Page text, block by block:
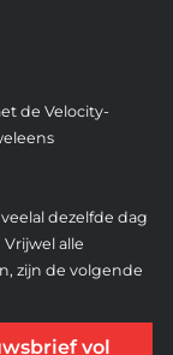
de Velocity-
dezelfde dag
alle
zijn de volgende
vol